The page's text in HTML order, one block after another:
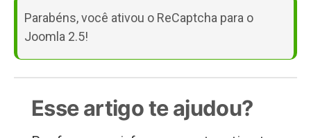
Parabéns, você ativou o ReCaptcha para o
Joomla 2.5!
Esse artigo te ajudou?